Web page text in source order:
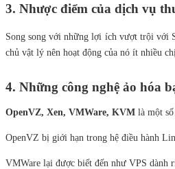
3. Nhược điểm của dịch vụ
Song song với những lợi ích vượt trội với
chủ vật lý nên hoạt động của nó ít nhiều
4. Những công nghệ ảo hóa
OpenVZ, Xen, VMWare, KVM là một
OpenVZ bị giới hạn trong hệ điều hành
VMWare lại được biết đến như VPS dành